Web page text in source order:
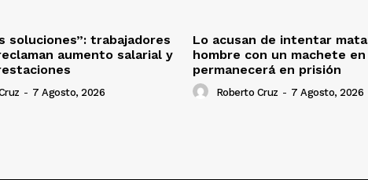
soluciones”: trabajadores
aumento salarial y
- 7 Agosto, 2026
Lo acusan de intentar
hombre con un machete en
permanecerá en prisión
Roberto Cruz - 7 Agosto, 2026